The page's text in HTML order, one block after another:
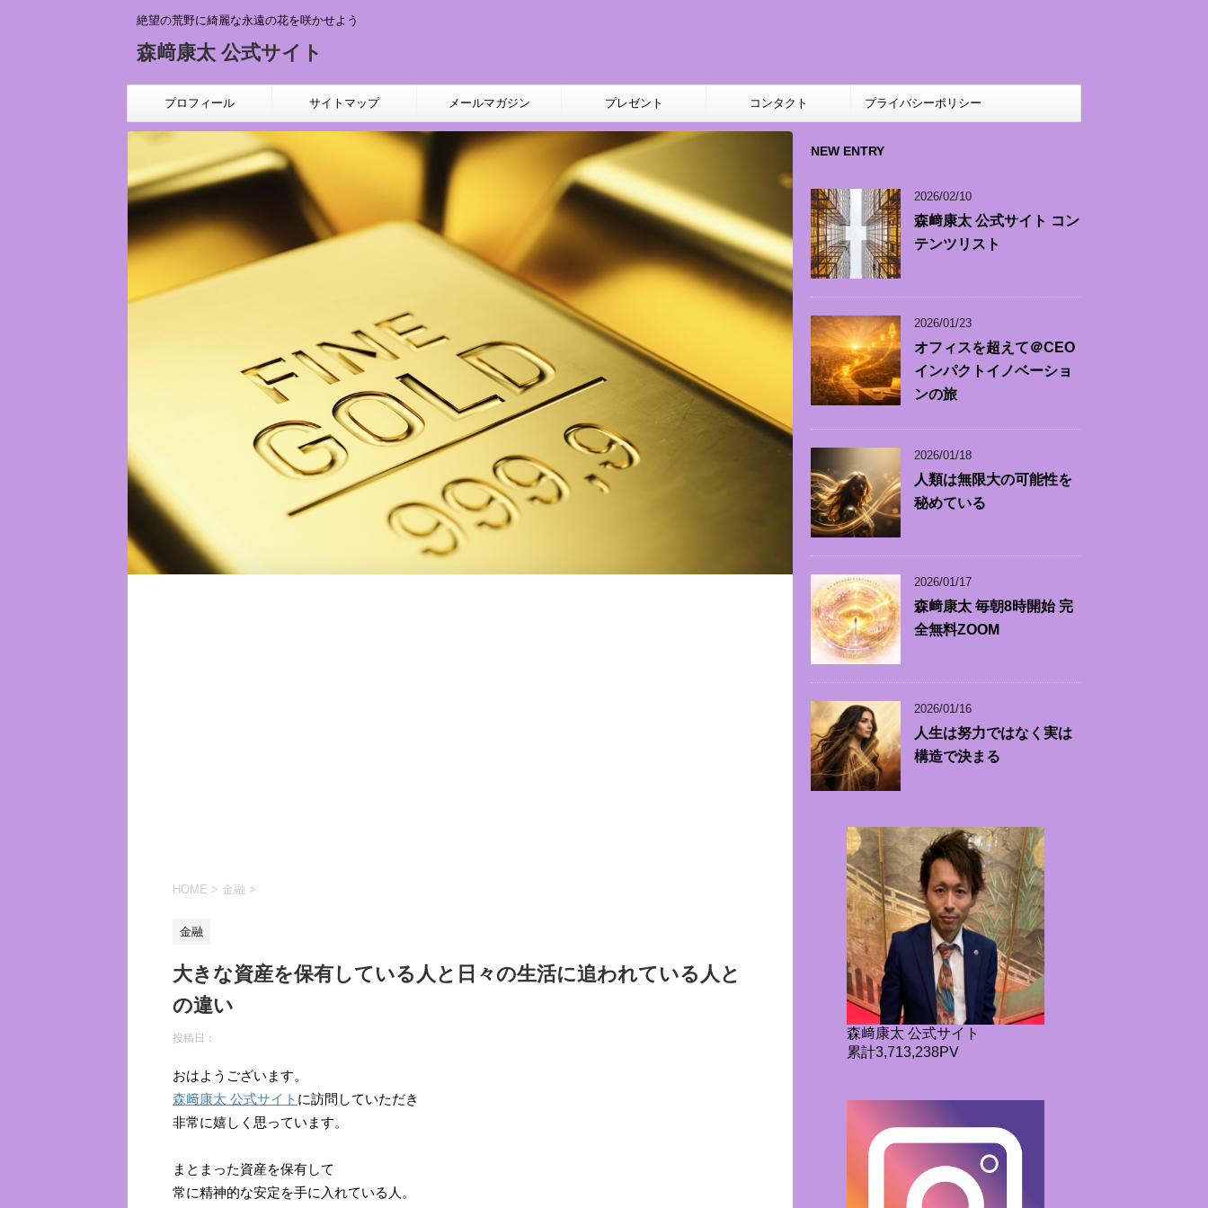
絶望の荒野に綺麗な永遠の花を咲かせよう
森﨑康太 公式サイト
プロフィール サイトマップ メールマガジン プレゼント コンタクト プライバシーポリシー
HOME > 金融 >
金融
大きな資産を保有している人と日々の生活に追われている人と
の違い
投稿日：
おはようございます。
森﨑康太 公式サイト に訪問していただき
非常に嬉しく思っています。
まとまった資産を保有して
常に精神的な安定を手に入れている人。
NEW ENTRY
2026/02/10
森﨑康太 公式サイト コン
テンツリスト
2026/01/23
オフィスを超えて＠CEO
インパクトイノベーショ
ンの旅
2026/01/18
人類は無限大の可能性を
秘めている
2026/01/17
森﨑康太 毎朝8時開始 完
全無料ZOOM
2026/01/16
人生は努力ではなく実は
構造で決まる
森﨑康太 公式サイト
累計3,713,238PV